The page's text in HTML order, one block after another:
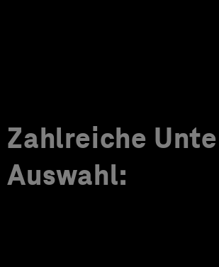
Zahlreiche
Auswahl: